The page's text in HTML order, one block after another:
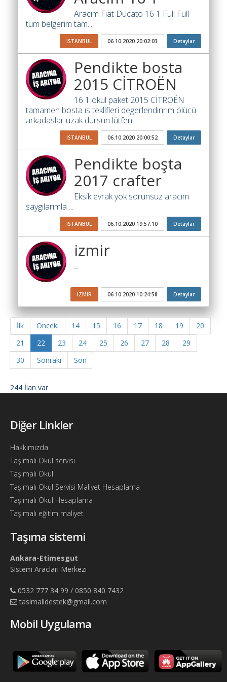
Katsayısı
Hakkımızda
İletişim
Aracım Fiat Ducato 16 1 Full Full
tüm belgerim tam...
ISTANBUL 06.10.2020 20:02:03 Detaylar
Pendikte bosta
2015 CİTROËN
16 1 okul paket 2015 CİTROËN
tamamen bosta ıs teklifleri degerlendırırım ölücü
arkadaslar uzak dursun lütfen ...
ISTANBUL 06.10.2020 20:00:52 Detaylar
Pendikte boşta
2017 crafter
Eksik evrak yok sorunsuz aracım
saygılarımla ...
ISTANBUL 06.10.2020 19:57:10 Detaylar
izmir
...
IZMIR 06.10.2020 10:24:58 Detaylar
İlk Önceki 14 15 16 17 18 19
20
21
22 23 24 25 26 27 28
29
30
Sonraki Son
244 İlan var
Diğer Linkler
Hakkımızda
Taşımalı Okul servisi
Taşımalı Okul
Taşımalı Okul Servisi Maliyet Hesaplama
Taşımalı Okul Hesaplama
Taşımalı eğitim maliyet
Taşıma sistemi
Ankara-Etimesgut
Sistem Aracları Merkezi
0532 777 34 99 / 0850 840 7432
tasimalidestek@gmail.com
Mobil Uygulama